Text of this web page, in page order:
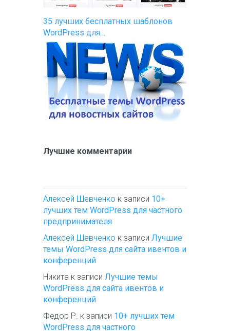
35 лучших бесплатных шаблонов
WordPress для…
Лучшие комментарии
Алексей Шевченко к записи 10+
лучших тем WordPress для частного
предпринимателя
Алексей Шевченко к записи Лучшие
темы WordPress для сайта ивентов и
конференций
Никита к записи Лучшие темы
WordPress для сайта ивентов и
конференций
Федор Р. к записи 10+ лучших тем
WordPress для частного